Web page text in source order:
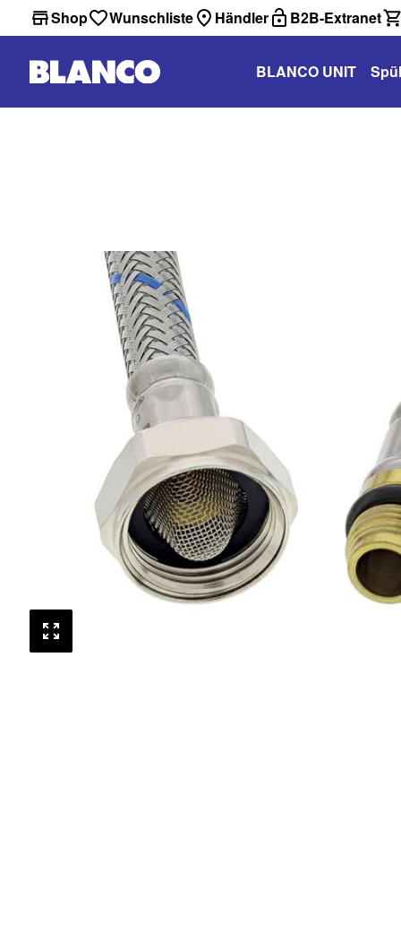
Shop Wunschliste Händler B2B-Extranet
BLANCO UNIT